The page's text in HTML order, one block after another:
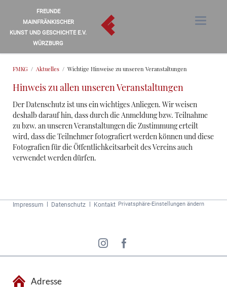
FREUNDE
MAINFRÄNKISCHER
KUNST UND GESCHICHTE E.V.
WÜRZBURG
FMKG Aktuelles Wichtige Hinweise zu unseren Veranstaltungen
Hinweis zu allen unseren Veranstaltungen
Der Datenschutz ist uns ein wichtiges Anliegen. Wir weisen
deshalb darauf hin, dass durch die Anmeldung bzw. Teilnahme
zu bzw. an unseren Veranstaltungen die Zustimmung erteilt
wird, dass die Teilnehmer fotografiert werden können und diese
Fotografien für die Öffentlichkeitsarbeit des Vereins auch
verwendet werden dürfen.
Navigation
Impressum Datenschutz Kontakt Privatsphäre-Einstellungen ändern
Adresse